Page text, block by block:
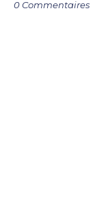
0 Commentaires